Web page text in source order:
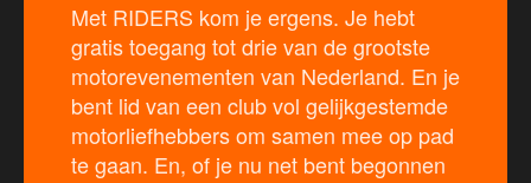
Met RIDERS kom je ergens. Je hebt
gratis toegang tot drie van de grootste
motorevenementen van Nederland. En je
bent lid van een club vol gelijkgestemde
motorliefhebbers om samen mee op pad
te gaan. En, of je nu net bent begonnen